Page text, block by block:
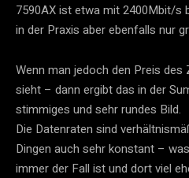
7590AX ist etwa mit 2400Mbit/s
in der Praxis aber ebenfalls nur
Wenn man jedoch den Preis des
sieht – dann ergibt das in der
stimmiges und sehr rundes Bild.
Die Datenraten sind
Dingen auch sehr konstant –
immer der Fall ist und dort viel